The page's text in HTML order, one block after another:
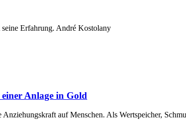
Erfahrung. André Kostolany
Anlage in Gold
Anziehungskraft auf Menschen. Als Wertspeicher,